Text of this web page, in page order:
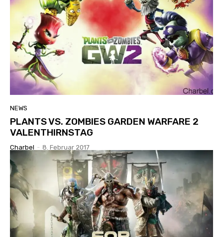
NEWS
PLANTS VS. ZOMBIES GARDEN WARFARE 2
VALENTHIRNSTAG
Charbel - 8. Februar 2017